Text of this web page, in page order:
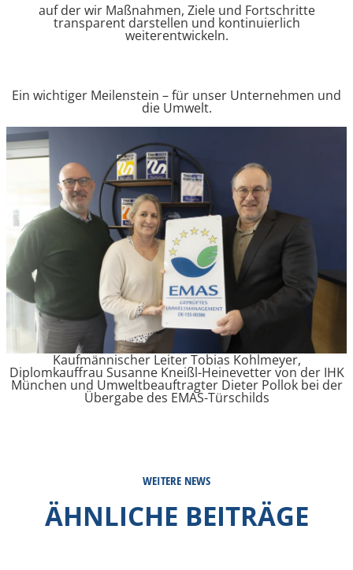
auf der wir Maßnahmen, Ziele und Fortschritte
transparent darstellen und kontinuierlich
weiterentwickeln.
Ein wichtiger Meilenstein – für unser Unternehmen und
die Umwelt.
Kaufmännischer Leiter Tobias Kohlmeyer,
Diplomkauffrau Susanne Kneißl-Heinevetter von der IHK
München und Umweltbeauftragter Dieter Pollok bei der
Übergabe des EMAS-Türschilds
WEITERE NEWS
ÄHNLICHE BEITRÄGE